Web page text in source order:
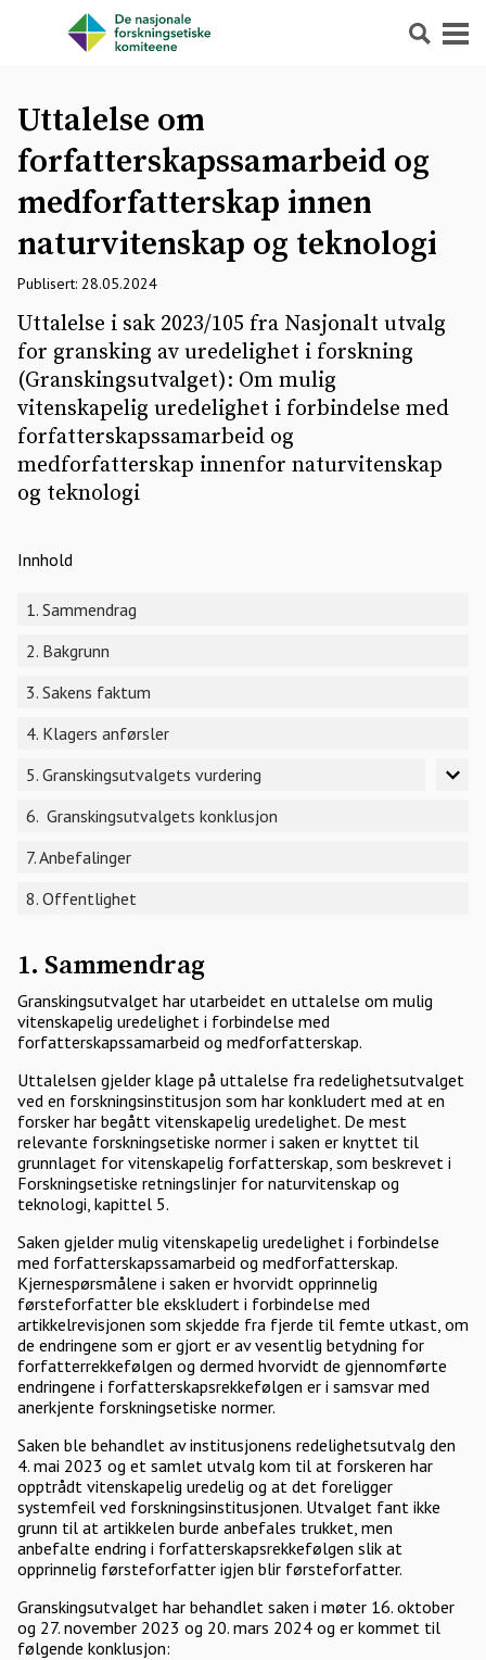
Søk Meny
Uttalelse om
forfatterskapssamarbeid og
medforfatterskap innen
naturvitenskap og teknologi
Publisert: 28.05.2024
Uttalelse i sak 2023/105 fra Nasjonalt utvalg
for gransking av uredelighet i forskning
(Granskingsutvalget): Om mulig
vitenskapelig uredelighet i forbindelse med
forfatterskapssamarbeid og
medforfatterskap innenfor naturvitenskap
og teknologi
Innhold
1. Sammendrag
2. Bakgrunn
3. Sakens faktum
4. Klagers anførsler
5. Granskingsutvalgets vurdering
6. Granskingsutvalgets konklusjon
7. Anbefalinger
8. Offentlighet
1. Sammendrag
Granskingsutvalget har utarbeidet en uttalelse om mulig
vitenskapelig uredelighet i forbindelse med
forfatterskapssamarbeid og medforfatterskap.
Uttalelsen gjelder klage på uttalelse fra redelighetsutvalget
ved en forskningsinstitusjon som har konkludert med at en
forsker har begått vitenskapelig uredelighet. De mest
relevante forskningsetiske normer i saken er knyttet til
grunnlaget for vitenskapelig forfatterskap, som beskrevet i
Forskningsetiske retningslinjer for naturvitenskap og
teknologi, kapittel 5.
Saken gjelder mulig vitenskapelig uredelighet i forbindelse
med forfatterskapssamarbeid og medforfatterskap.
Kjernespørsmålene i saken er hvorvidt opprinnelig
førsteforfatter ble ekskludert i forbindelse med
artikkelrevisjonen som skjedde fra fjerde til femte utkast, om
de endringene som er gjort er av vesentlig betydning for
forfatterrekkefølgen og dermed hvorvidt de gjennomførte
endringene i forfatterskapsrekkefølgen er i samsvar med
anerkjente forskningsetiske normer.
Saken ble behandlet av institusjonens redelighetsutvalg den
4. mai 2023 og et samlet utvalg kom til at forskeren har
opptrådt vitenskapelig uredelig og at det foreligger
systemfeil ved forskningsinstitusjonen. Utvalget fant ikke
grunn til at artikkelen burde anbefales trukket, men
anbefalte endring i forfatterskapsrekkefølgen slik at
opprinnelig førsteforfatter igjen blir førsteforfatter.
Granskingsutvalget har behandlet saken i møter 16. oktober
og 27. november 2023 og 20. mars 2024 og er kommet til
følgende konklusjon: